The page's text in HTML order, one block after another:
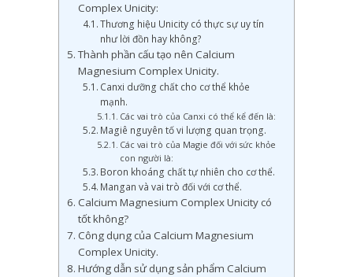
Complex Unicity:
Thương hiệu Unicity có thực sự uy tín
như lời đồn hay không?
Thành phần cấu tạo nên Calcium
Magnesium Complex Unicity.
Canxi dưỡng chất cho cơ thể khỏe
mạnh.
Các vai trò của Canxi có thể kể đến là:
Magiê nguyên tố vi lượng quan trọng.
Các vai trò của Magie đối với sức khỏe
con người là:
Boron khoáng chất tự nhiên cho cơ thể.
Mangan và vai trò đối với cơ thể.
Calcium Magnesium Complex Unicity có
tốt không?
Công dụng của Calcium Magnesium
Complex Unicity.
Hướng dẫn sử dụng sản phẩm Calcium